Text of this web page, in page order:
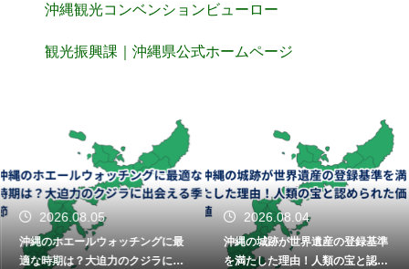
沖縄観光コンベンションビューロー
観光振興課｜沖縄県公式ホームページ
2026.08.05
沖縄のホエールウォッチングに最
適な時期は？大迫力のクジラに出
2026.08.04
沖縄の城跡が世界遺産の登録基準
を満たした理由！人類の宝と認め